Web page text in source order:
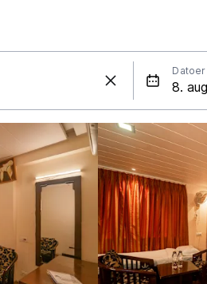
Datoer